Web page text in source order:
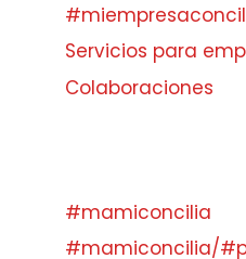
Servicios para
Colaboraciones
#mamiconcilia
#mamiconcilia/